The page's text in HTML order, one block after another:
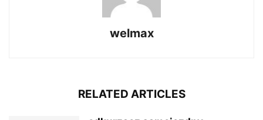
welmax
RELATED ARTICLES